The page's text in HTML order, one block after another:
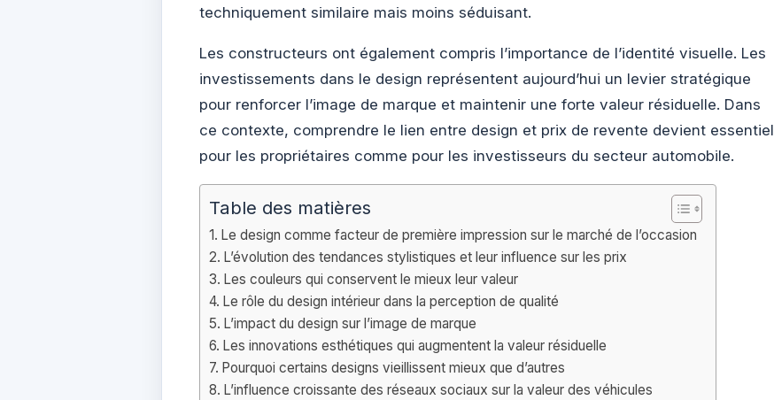
techniquement similaire mais moins séduisant.
Les constructeurs ont également compris l’importance de l’identité visuelle. Les
investissements dans le design représentent aujourd’hui un levier stratégique
pour renforcer l’image de marque et maintenir une forte valeur résiduelle. Dans
ce contexte, comprendre le lien entre design et prix de revente devient essentiel
pour les propriétaires comme pour les investisseurs du secteur automobile.
Table des matières
Le design comme facteur de première impression sur le marché de l’occasion
L’évolution des tendances stylistiques et leur influence sur les prix
Les couleurs qui conservent le mieux leur valeur
Le rôle du design intérieur dans la perception de qualité
L’impact du design sur l’image de marque
Les innovations esthétiques qui augmentent la valeur résiduelle
Pourquoi certains designs vieillissent mieux que d’autres
L’influence croissante des réseaux sociaux sur la valeur des véhicules